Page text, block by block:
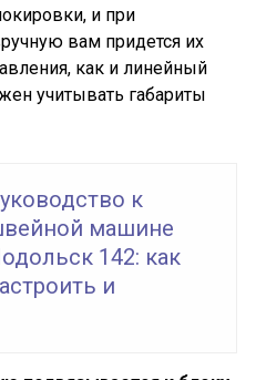
и при
вам придется их
как и линейный
учитывать габариты
к
машине
142: как
и